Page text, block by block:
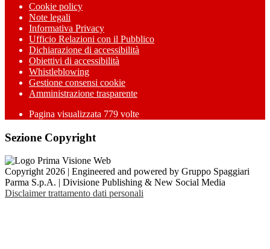
Cookie policy
Note legali
Informativa Privacy
Ufficio Relazioni con il Pubblico
Dichiarazione di accessibilità
Obiettivi di accessibilità
Whistleblowing
Gestione consensi cookie
Amministrazione trasparente
Pagina visualizzata 779 volte
Sezione Copyright
Copyright 2026 | Engineered and powered by Gruppo Spaggiari
Parma S.p.A. | Divisione Publishing & New Social Media
Disclaimer trattamento dati personali